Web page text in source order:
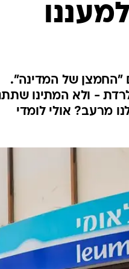
"החמצן של המדינה".
- ולא המתינו
מרעב? אולי לומדי